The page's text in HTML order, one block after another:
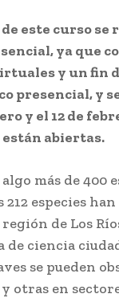
este curso se
ya que
y un fin
presencial, y
y el 12 de
abiertas.
más de 400
212 especies
de Los
de ciencia
se pueden
otras en